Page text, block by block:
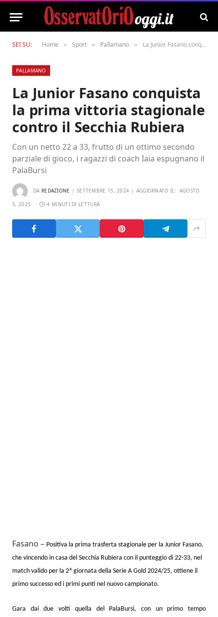
SEI SU: Home » Sport » Pallamano » La Junior Fasano conquista la prima vittoria stagionale contro il Secchia Rubiera
PALLAMANO
La Junior Fasano conquista
la prima vittoria stagionale
contro il Secchia Rubiera
Con un netto 22 a 33, frutto di un ottimo secondo
parziale di gioco, i ragazzi di coach Iaia espugnano il
PalaBursi
DA REDAZIONE SETTEMBRE 15, 2024 AGGIORNATO IL: AGOSTO
5, 2025 4 MINUTI DI LETTURA
Fasano – Positiva la prima trasferta stagionale per la Junior Fasano,
che vincendo in casa del Secchia Rubiera con il punteggio di 22-33, nel
match valido per la 2ª giornata della Serie A Gold 2024/25, ottiene il
primo successo ed i primi punti nel nuovo campionato.
Gara dai due volti quella del PalaBursi, con un primo tempo